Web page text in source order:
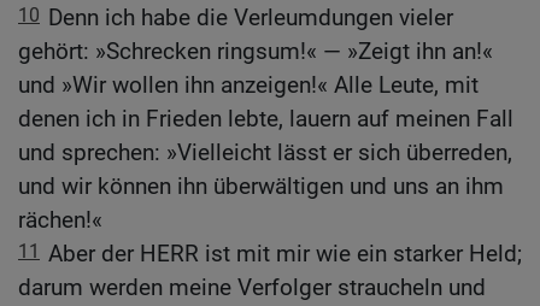
10 Denn ich habe die Verleumdungen vieler
gehört: »Schrecken ringsum!« — »Zeigt ihn an!«
und »Wir wollen ihn anzeigen!« Alle Leute, mit
denen ich in Frieden lebte, lauern auf meinen Fall
und sprechen: »Vielleicht lässt er sich überreden,
und wir können ihn überwältigen und uns an ihm
rächen!«
11 Aber der HERR ist mit mir wie ein starker Held;
darum werden meine Verfolger straucheln und